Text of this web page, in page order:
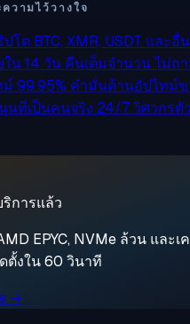
ความไว้วางใจ
ปโต BTC, XMR, USDT และอื่
น 14 วัน คืนเต็มจำนวน ไม่ถ
99.95% คำมั่นด้านอัปไทม์ข
นที่เป็นคนจริง 24/7วิศวกรตั
ริการแล้ว
EPYC, NVMe ล้วน และ
ตั้งใน 60 วินาที
→